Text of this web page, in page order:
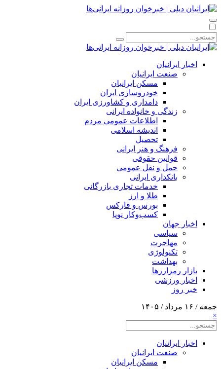
اخبار ایرانیان
صنعت ایرانیان
مسکن ایرانیان
خودروسازی ایران
دامداری و کشاورزی ایران
زندگی و خانواده ایرانی
اطلاعات عمومی مردم
اندیشه اسلامی
تحصیل
فرهنگ و هنر ایرانی
قوانین حقوقی
حمل و نقل عمومی
بانکداری ایرانی
خدمات تجاری بازرگانی
طلا و ارز
بورس و فارکس
کسب‌وکار نوپا
اخبار جهان
سیاسی
مهاجرت
تکنولوژی
بهداشت
بازار رمزارزها
اخبار ورزشی
خبر روز
جمعه / ۱۶ مرداد / ۱۴۰۵
×
اخبار ایرانیان
صنعت ایرانیان
مسکن ایرانیان